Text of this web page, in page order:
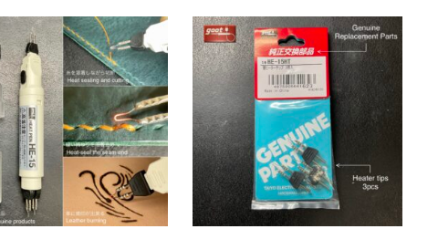
③糸の詳細です。
番手/ 糸外径/ 糸全長/ 色数
・
#0/ 0.8mm/ 90m(小巻)・1150m(大巻)/ 全29色
#1/ 0.7mm/ 60m(小巻)・600m(大巻)/ 全29色
#5/ 0.55mm/ 90m(小巻)・1000m(大巻)/ 全29色